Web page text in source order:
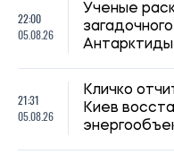
22:00
05.08.26
Ученые
Антарктиды
21:31
05.08.26
Кличко
Киев